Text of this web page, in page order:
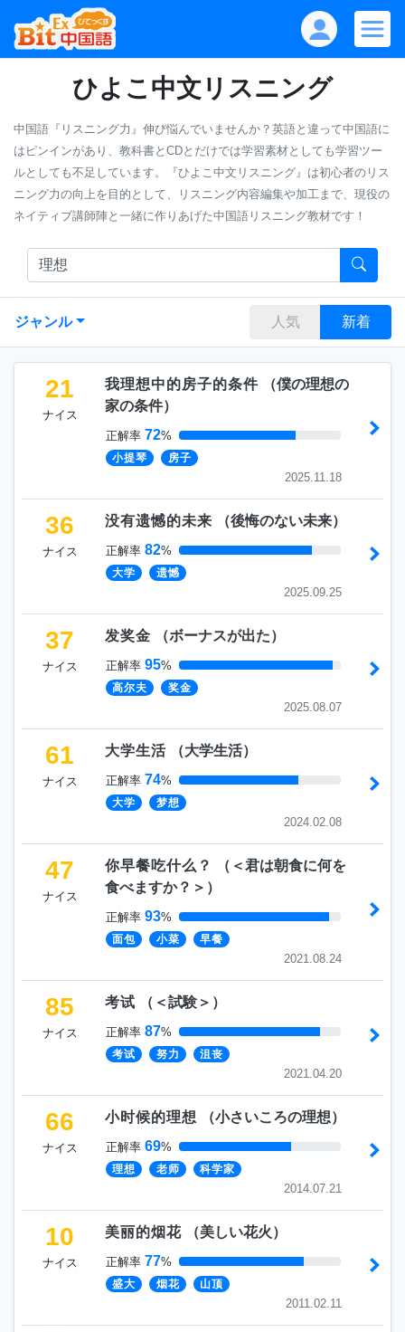
ひよこ中文リスニング
中国語『リスニング力』伸び悩んでいませんか？英語と違って中国語に
はピンインがあり、教科書とCDとだけでは学習素材としても学習ツー
ルとしても不足しています。『ひよこ中文リスニング』は初心者のリス
ニング力の向上を目的として、リスニング内容編集や加工まで、現役の
ネイティブ講師陣と一緒に作りあげた中国語リスニング教材です！
ジャンル 人気 新着
21
ナイス
我理想中的房子的条件 （僕の理想の
家の条件）
正解率 72%
小提琴 房子
2025.11.18
36
ナイス
没有遗憾的未来 （後悔のない未来）
正解率 82%
大学 遗憾
2025.09.25
37
ナイス
发奖金 （ボーナスが出た）
正解率 95%
高尔夫 奖金
2025.08.07
61
ナイス
大学生活 （大学生活）
正解率 74%
大学 梦想
2024.02.08
47
ナイス
你早餐吃什么？ （ ＜君は朝食に何を
食べますか？＞ ）
正解率 93%
面包 小菜 早餐
2021.08.24
85
ナイス
考试 （ ＜試験＞ ）
正解率 87%
考试 努力 沮丧
2021.04.20
66
ナイス
小时候的理想 （小さいころの理想）
正解率 69%
理想 老师 科学家
2014.07.21
10
ナイス
美丽的烟花 （美しい花火）
正解率 77%
盛大 烟花 山顶
2011.02.11